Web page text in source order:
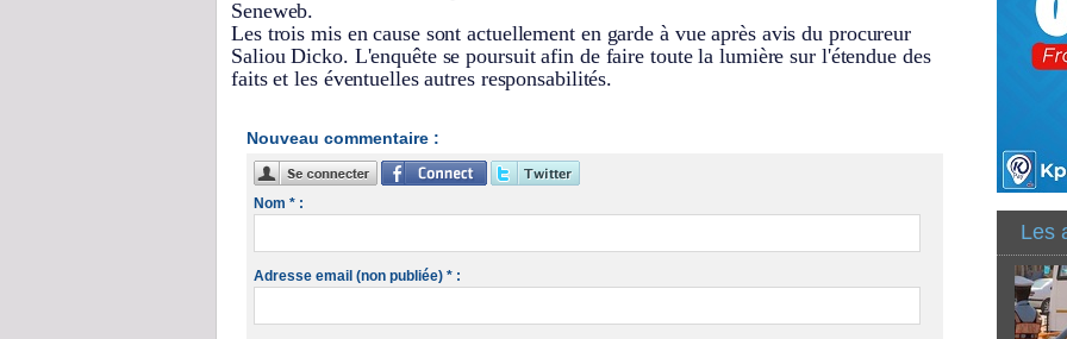
Seneweb.
Les trois mis en cause sont actuellement en garde à vue après avis du procureur
Saliou Dicko. L'enquête se poursuit afin de faire toute la lumière sur l'étendue des
faits et les éventuelles autres responsabilités.
Nouveau commentaire :
Nom * :
Adresse email (non publiée) * :
Les